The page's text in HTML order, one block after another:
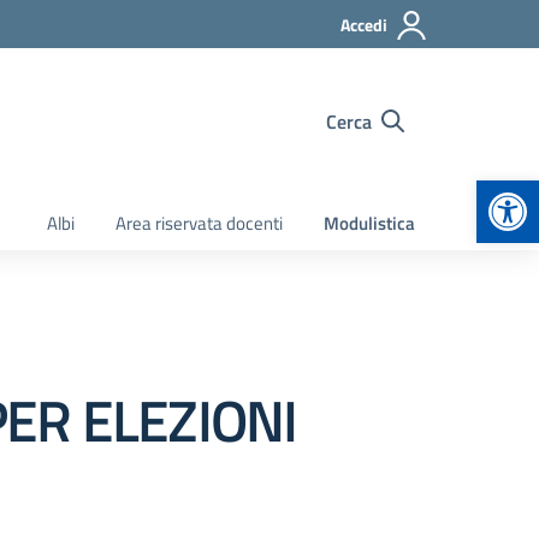
Accedi
Cerca
Albi Area riservata docenti Modulistica
ELEZIONI